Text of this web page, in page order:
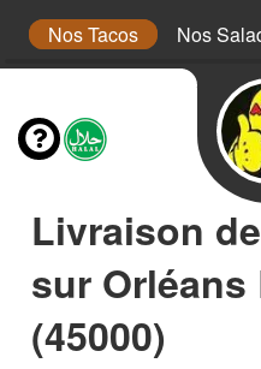
Nos Tacos Nos
Livraison
sur
(45000)